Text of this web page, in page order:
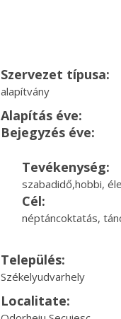
Szervezet típusa:
alapítvány
Alapítás éve:
Bejegyzés éve:
Tevékenység:
szabadidő,hobbi,
Cél:
néptáncoktatás,
Település:
Székelyudvarhely
Localitate: